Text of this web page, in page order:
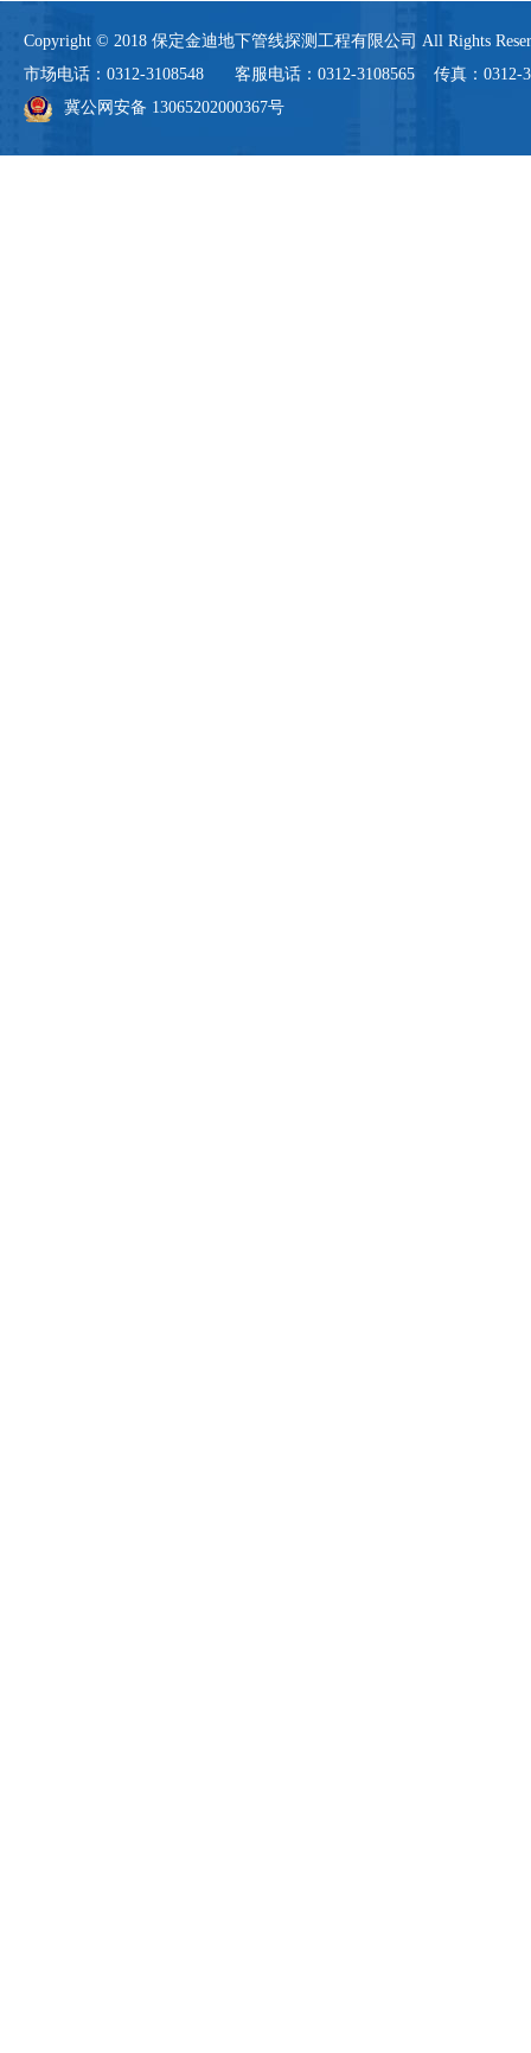
Copyright © 2018 保定金迪地下管线探测工程有限公司 All Rights
市场电话：0312-3108548 客服电话：0312-3108565 传真：
冀公网安备 13065202000367号